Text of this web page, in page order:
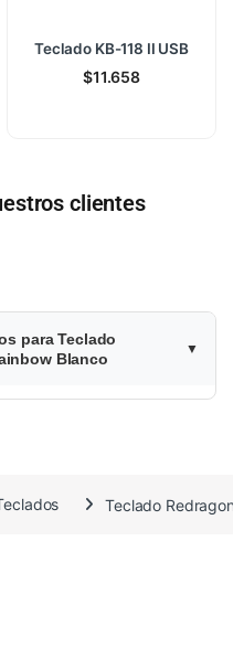
Teclado KB-118 II USB
$11.658
clientes
para Teclado
Blanco
Teclado Redragon